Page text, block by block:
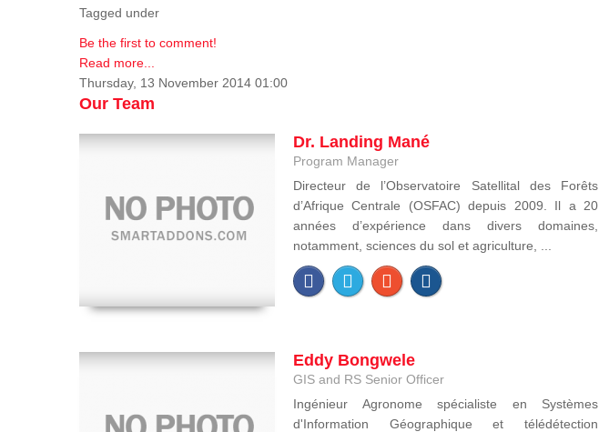
Tagged under
Be the first to comment!
Read more...
Thursday, 13 November 2014 01:00
Our Team
Dr. Landing Mané
Program Manager
Directeur de l’Observatoire Satellital des Forêts
d’Afrique Centrale (OSFAC) depuis 2009. Il a 20
années d’expérience dans divers domaines,
notamment, sciences du sol et agriculture, ...
Eddy Bongwele
GIS and RS Senior Officer
Ingénieur Agronome spécialiste en Systèmes
d'Information Géographique et télédétection